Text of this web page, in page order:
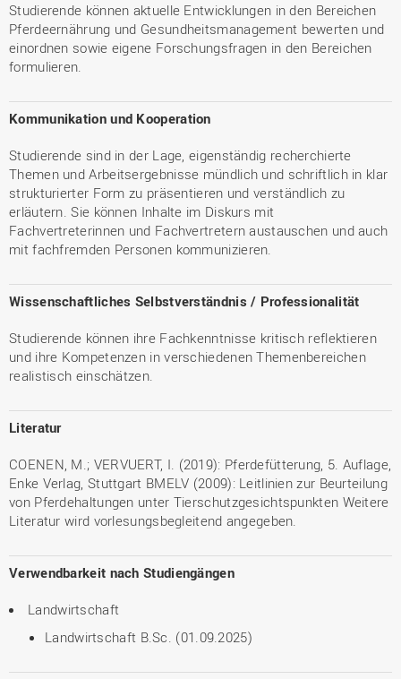
Studierende können aktuelle Entwicklungen in den Bereichen
Pferdeernährung und Gesundheitsmanagement bewerten und
einordnen sowie eigene Forschungsfragen in den Bereichen
formulieren.
Kommunikation und Kooperation
Studierende sind in der Lage, eigenständig recherchierte
Themen und Arbeitsergebnisse mündlich und schriftlich in klar
strukturierter Form zu präsentieren und verständlich zu
erläutern. Sie können Inhalte im Diskurs mit
Fachvertreterinnen und Fachvertretern austauschen und auch
mit fachfremden Personen kommunizieren.
Wissenschaftliches Selbstverständnis / Professionalität
Studierende können ihre Fachkenntnisse kritisch reflektieren
und ihre Kompetenzen in verschiedenen Themenbereichen
realistisch einschätzen.
Literatur
COENEN, M.; VERVUERT, I. (2019): Pferdefütterung, 5. Auflage,
Enke Verlag, Stuttgart BMELV (2009): Leitlinien zur Beurteilung
von Pferdehaltungen unter Tierschutzgesichtspunkten Weitere
Literatur wird vorlesungsbegleitend angegeben.
Verwendbarkeit nach Studiengängen
Landwirtschaft
Landwirtschaft B.Sc. (01.09.2025)